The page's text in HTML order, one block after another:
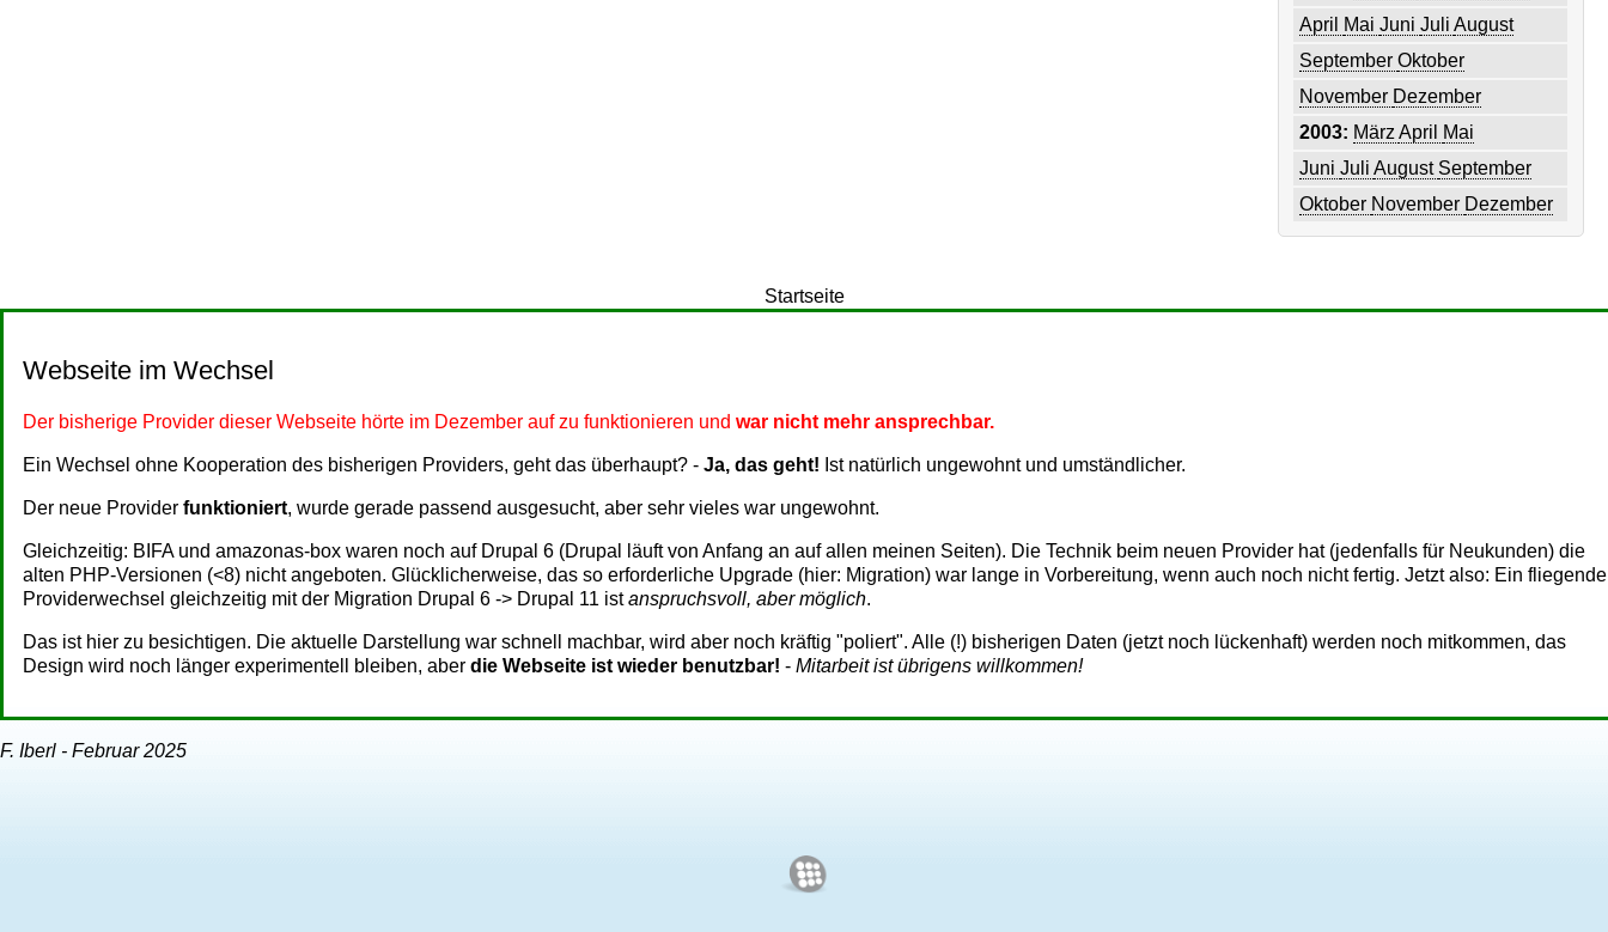
April
Mai Juni Juli August
September Oktober
November Dezember
2003: März April
Mai
Juni Juli August September
Oktober November Dezember
Startseite
Webseite im Wechsel
Der bisherige Provider dieser Webseite hörte im Dezember auf zu funktionieren und war nicht mehr ansprechbar.
Ein Wechsel ohne Kooperation des bisherigen Providers, geht das überhaupt? - Ja, das geht! Ist natürlich ungewohnt und umständlicher.
Der neue Provider funktioniert, wurde gerade passend ausgesucht, aber sehr vieles war ungewohnt.
Gleichzeitig: BIFA und amazonas-box waren noch auf Drupal 6 (Drupal läuft von Anfang an auf allen meinen Seiten). Die Technik beim neuen Provider hat (jedenfalls für Neukunden) die
alten PHP-Versionen (<8) nicht angeboten. Glücklicherweise, das so erforderliche Upgrade (hier: Migration) war lange in Vorbereitung, wenn auch noch nicht fertig. Jetzt also: Ein
Providerwechsel gleichzeitig mit der Migration Drupal 6 -> Drupal 11 istanspruchsvoll, aber möglich.
Das ist hier zu besichtigen. Die aktuelle Darstellung war schnell machbar, wird aber noch kräftig "poliert". Alle (!) bisherigen Daten (jetzt noch lückenhaft) werden noch mitkommen, das
Design wird noch länger experimentell bleiben, aber die Webseite ist wieder benutzbar! - Mitarbeit ist übrigens willkommen!
F. Iberl - Februar 2025